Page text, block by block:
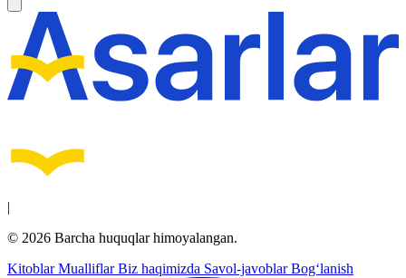
|
© 2026 Barcha huquqlar himoyalangan.
KitoblarMualliflarBiz haqimizda Savol-javoblarBog‘lanish